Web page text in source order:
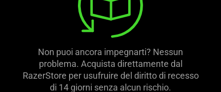
Non puoi ancora impegnarti? Nessun
problema. Acquista direttamente dal
RazerStore per usufruire del diritto di recesso
di 14 giorni senza alcun rischio.